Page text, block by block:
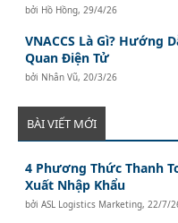
bởi Hồ Hồng, 29/4/26
VNACCS Là Gì? Hướng
Quan Điện Tử
bởi Nhân Vũ, 20/3/26
BÀI VIẾT MỚI
4 Phương Thức Thanh
Xuất Nhập Khẩu
bởiASL Logistics Marketing, 22/7/